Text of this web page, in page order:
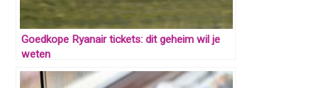
Goedkope Ryanair tickets: dit geheim wil je
weten